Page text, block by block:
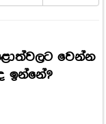
වෙන්න
ඉන්නේ?